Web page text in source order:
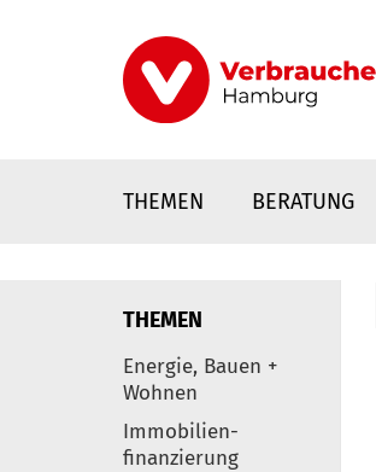
THEMEN BERATUNG
Elemente
THEMEN
Energie, Bauen +
Wohnen
Immobilien-
finanzierung